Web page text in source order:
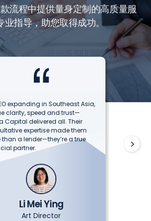
流程中提供量身定制的高质量服
业指导，助您取得成功。
expanding in Southeast Asia,
clarity, speed and trust—
Capital delivered all. Their
expertise made them
than a lender—they’re a true
partner.
Li Mei Ying
Art Director